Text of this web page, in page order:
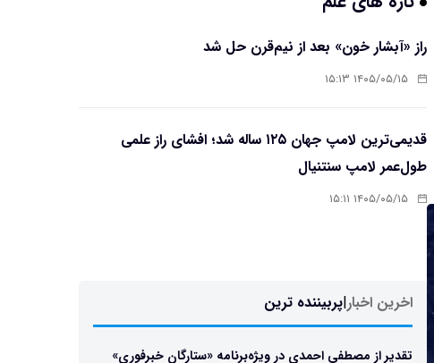
راز «آبشار خون» بعد از نیم‌قرن حل شد
۱۴۰۵/۰۵/۱۵ ۱۵:۱۳
قدیمی‌ترین لامپ جهان ۱۲۵ ساله شد؛ افشای راز علمی
طول‌عمر لامپ سنتنیال
۱۴۰۵/۰۵/۱۵ ۱۵:۱۱
اخرین اخبار|پربیننده ترین
تقدیر از مصطفی احمدی در ویژه‌برنامه «ستارگان خبرفوری»